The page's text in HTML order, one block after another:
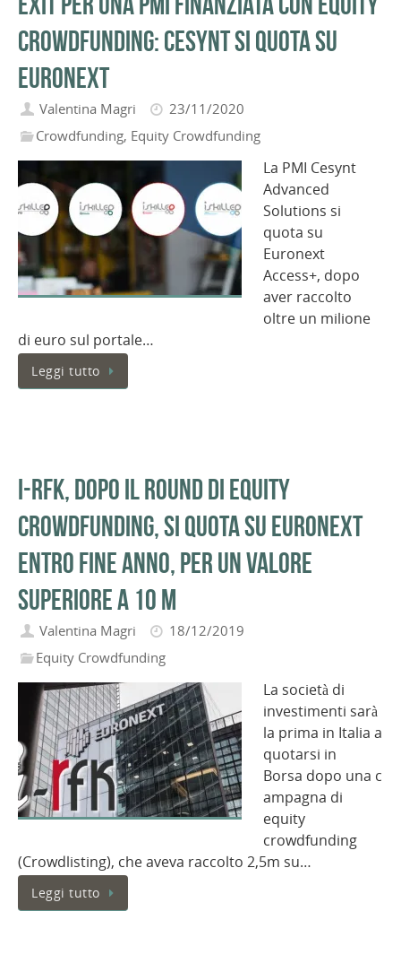
crowdfunding: Cesynt si quota su
Euronext
Valentina Magri
23/11/2020
Crowdfunding, Equity Crowdfunding
La PMI Cesynt
Advanced
Solutions si
quota su
Euronext
Access+, dopo
aver raccolto
oltre un milione
di euro sul portale…
Leggi tutto
i-RFK, dopo il round di equity
crowdfunding, si quota su Euronext
entro fine anno, per un valore
superiore a 10 m
Valentina Magri
18/12/2019
Equity Crowdfunding
La società di
investimenti sarà
la prima in Italia a
quotarsi in
Borsa dopo una c
ampagna di
equity
crowdfunding
(Crowdlisting), che aveva raccolto 2,5m su…
Leggi tutto